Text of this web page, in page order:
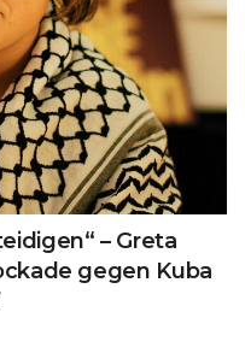
– Greta
gegen Kuba